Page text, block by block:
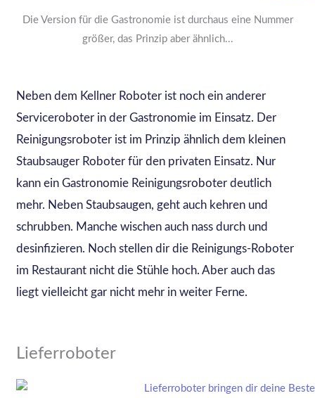
Die Version für die Gastronomie ist durchaus eine Nummer
größer, das Prinzip aber ähnlich...
Neben dem Kellner Roboter ist noch ein anderer
Serviceroboter in der Gastronomie im Einsatz. Der
Reinigungsroboter ist im Prinzip ähnlich dem kleinen
Staubsauger Roboter für den privaten Einsatz. Nur
kann ein Gastronomie Reinigungsroboter deutlich
mehr. Neben Staubsaugen, geht auch kehren und
schrubben. Manche wischen auch nass durch und
desinfizieren. Noch stellen dir die Reinigungs-Roboter
im Restaurant nicht die Stühle hoch. Aber auch das
liegt vielleicht gar nicht mehr in weiter Ferne.
Lieferroboter